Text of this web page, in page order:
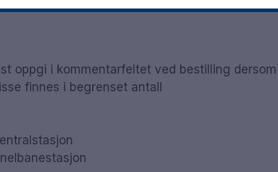
oppgi i kommentarfeltet ved bestilling dersom
finnes i begrenset antall